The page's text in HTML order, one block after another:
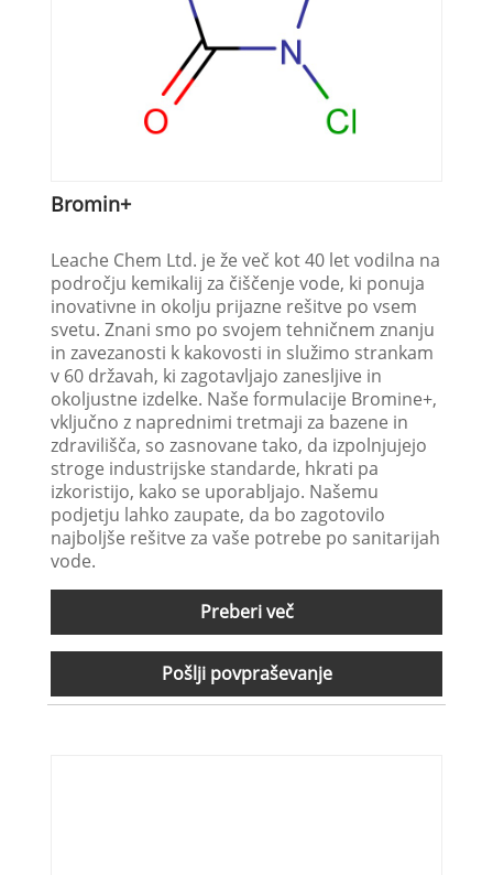
Bromin+
Leache Chem Ltd. je že več kot 40 let vodilna na
področju kemikalij za čiščenje vode, ki ponuja
inovativne in okolju prijazne rešitve po vsem
svetu. Znani smo po svojem tehničnem znanju
in zavezanosti k kakovosti in služimo strankam
v 60 državah, ki zagotavljajo zanesljive in
okoljustne izdelke. Naše formulacije Bromine+,
vključno z naprednimi tretmaji za bazene in
zdravilišča, so zasnovane tako, da izpolnjujejo
stroge industrijske standarde, hkrati pa
izkoristijo, kako se uporabljajo. Našemu
podjetju lahko zaupate, da bo zagotovilo
najboljše rešitve za vaše potrebe po sanitarijah
vode.
Preberi več
Pošlji povpraševanje